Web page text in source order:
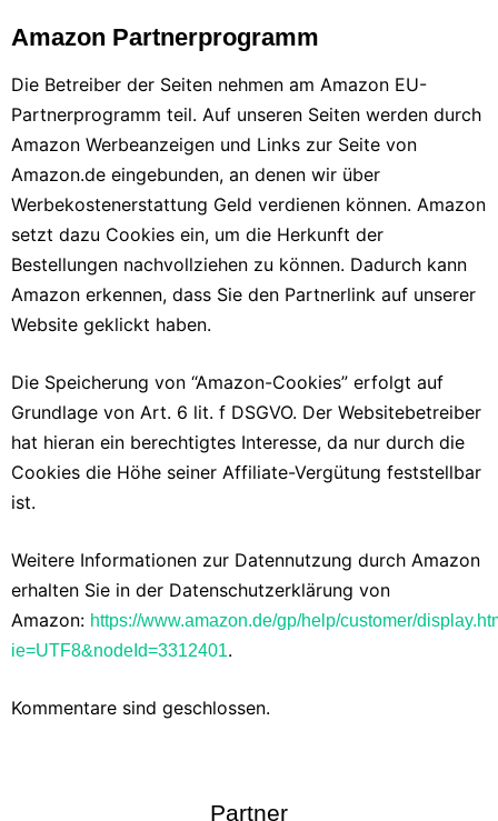
Amazon Partnerprogramm
Die Betreiber der Seiten nehmen am Amazon EU-
Partnerprogramm teil. Auf unseren Seiten werden durch
Amazon Werbeanzeigen und Links zur Seite von
Amazon.de eingebunden, an denen wir über
Werbekostenerstattung Geld verdienen können. Amazon
setzt dazu Cookies ein, um die Herkunft der
Bestellungen nachvollziehen zu können. Dadurch kann
Amazon erkennen, dass Sie den Partnerlink auf unserer
Website geklickt haben.
Die Speicherung von “Amazon-Cookies” erfolgt auf
Grundlage von Art. 6 lit. f DSGVO. Der Websitebetreiber
hat hieran ein berechtigtes Interesse, da nur durch die
Cookies die Höhe seiner Affiliate-Vergütung feststellbar
ist.
Weitere Informationen zur Datennutzung durch Amazon
erhalten Sie in der Datenschutzerklärung von
Amazon: https://www.amazon.de/gp/help/customer/
ie=UTF8&nodeId=3312401.
Kommentare sind geschlossen.
Partner